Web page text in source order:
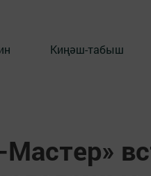
Киңәш-табыш